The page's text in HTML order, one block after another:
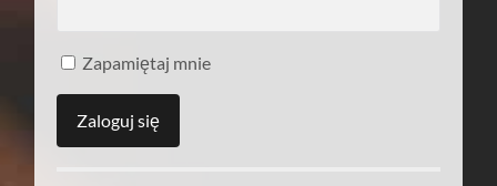
Zapamiętaj mnie